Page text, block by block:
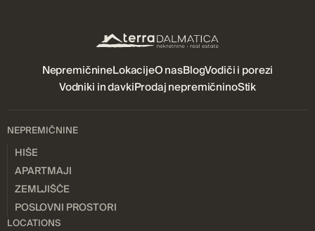
NepremičnineLokacijeO nasBlogVodiči i porezi
Vodniki in davkiProdaj nepremičninoStik
NEPREMIČNINE
HIŠE
APARTMAJI
ZEMLJIŠČE
POSLOVNI PROSTORI
LOCATIONS